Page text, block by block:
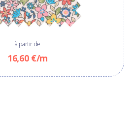
à partir de
16,60 €/m